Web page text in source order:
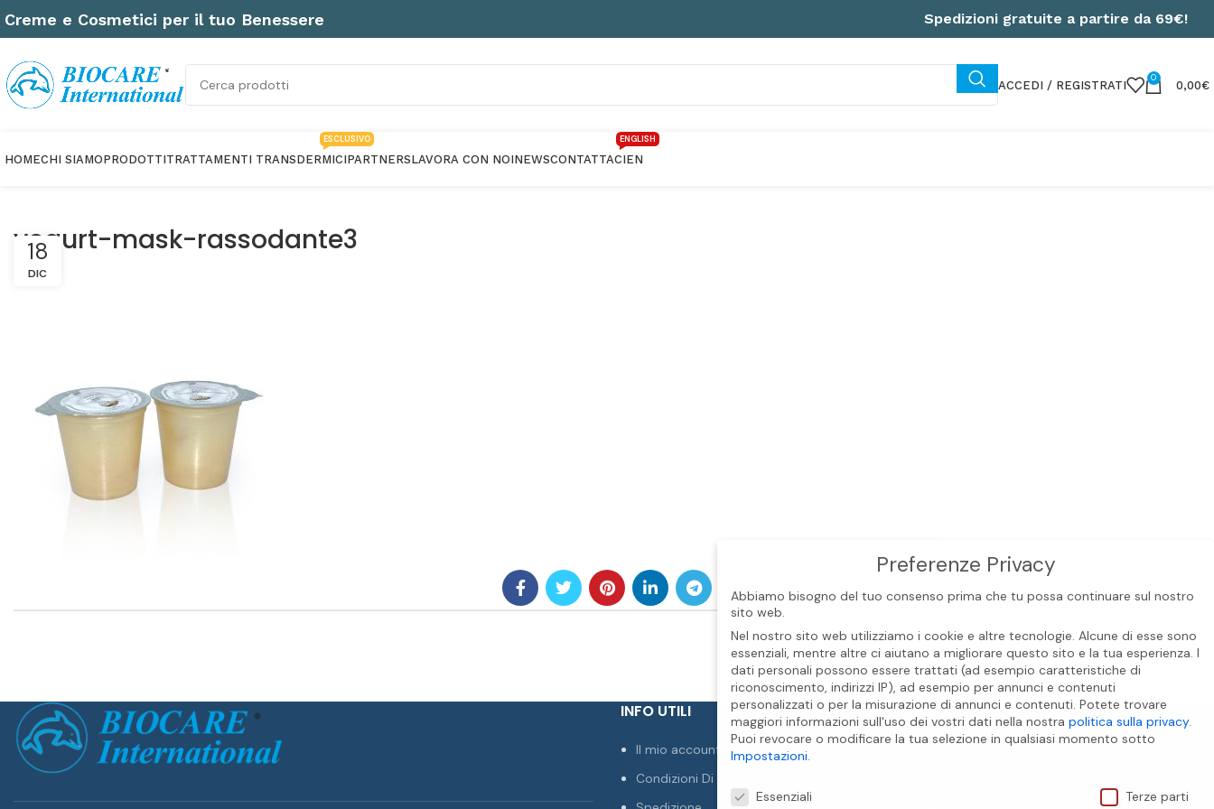
Creme e Cosmetici per il tuo Benessere Spedizioni gratuite a partire da 69€!
ACCEDI / REGISTRATI
0
0,00€
HOMECHI SIAMOPRODOTTITRATTAMENTI TRANSDERMICI
ESCLUSIVO
PARTNERSLAVORA CON NOINEWSCONTATTACIEN
ENGLISH
yogurt-mask-rassodante3
18
DIC
INFO UTILI
Il mio account
Condizioni Di Vendita
CONTATTI
Via dei Bersaglieri 14
Preferenze Privacy
Abbiamo bisogno del tuo consenso prima che tu possa continuare sul nostro
sito web.
Nel nostro sito web utilizziamo i cookie e altre tecnologie. Alcune di esse sono
essenziali, mentre altre ci aiutano a migliorare questo sito e la tua esperienza. I
dati personali possono essere trattati (ad esempio caratteristiche di
riconoscimento, indirizzi IP), ad esempio per annunci e contenuti
personalizzati o per la misurazione di annunci e contenuti. Potete trovare
maggiori informazioni sull'uso dei vostri dati nella nostra politica sulla privacy.
Puoi revocare o modificare la tua selezione in qualsiasi momento sotto
Impostazioni.
Essenziali Terze parti